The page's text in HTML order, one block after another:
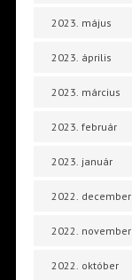
2023. május
2023. április
2023. március
2023. február
2023. január
2022. december
2022. november
2022. október